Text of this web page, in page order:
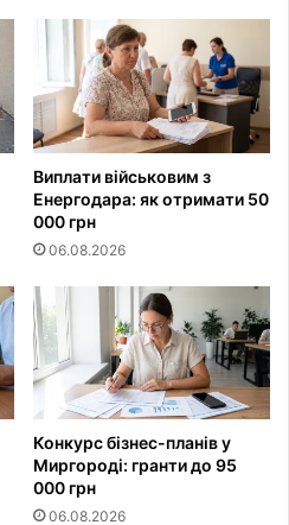
Виплати військовим з
Енергодара: як отримати 50
000 грн
06.08.2026
Конкурс бізнес-планів у
Миргороді: гранти до 95
000 грн
06.08.2026